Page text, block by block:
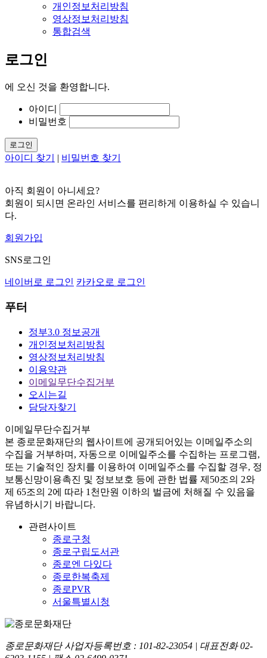
개인정보처리방침
영상정보처리방침
통합검색
로그인
에 오신 것을 환영합니다.
아이디
비밀번호
로그인
아이디 찾기 | 비밀번호 찾기
아직 회원이 아니세요?
회원이 되시면 온라인 서비스를 편리하게 이용하실 수 있습니
다.
회원가입
SNS로그인
네이버로 로그인 카카오로 로그인
푸터
정부3.0 정보공개
개인정보처리방침
영상정보처리방침
이용약관
이메일무단수집거부
오시는길
담당자찾기
이메일무단수집거부
본 종로문화재단의 웹사이트에 공개되어있는 이메일주소의
수집을 거부하며, 자동으로 이메일주소를 수집하는 프로그램,
또는 기술적인 장치를 이용하여 이메일주소를 수집할 경우, 정
보통신망이용촉진 및 정보보호 등에 관한 법률 제50조의 2와
제 65조의 2에 따라 1천만원 이하의 벌금에 처해질 수 있음을
유념하시기 바랍니다.
관련사이트
종로구청
종로구립도서관
종로엔 다있다
종로한복축제
종로PVR
서울특별시청
종로문화재단 사업자등록번호 : 101-82-23054 | 대표전화02-